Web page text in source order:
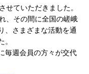
ていただきました。
、その間に全国の嵯峨
、さまざまな活動を通
毎週会員の方々が交代